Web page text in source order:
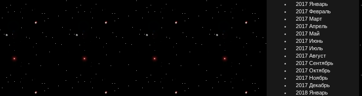
2017 Январь
2017 Февраль
2017 Март
2017 Апрель
2017 Май
2017 Июнь
2017 Июль
2017 Август
2017 Сентябрь
2017 Октябрь
2017 Ноябрь
2017 Декабрь
2018 Январь